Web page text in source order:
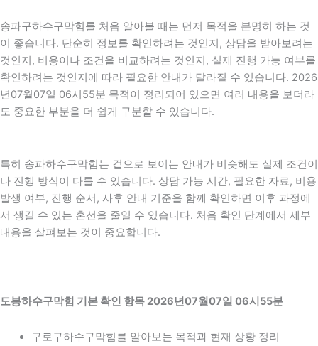
송파구하수구막힘를 처음 알아볼 때는 먼저 목적을 분명히 하는 것
이 좋습니다. 단순히 정보를 확인하려는 것인지, 상담을 받아보려는
것인지, 비용이나 조건을 비교하려는 것인지, 실제 진행 가능 여부를
확인하려는 것인지에 따라 필요한 안내가 달라질 수 있습니다. 2026
년07월07일 06시55분 목적이 정리되어 있으면 여러 내용을 보더라
도 중요한 부분을 더 쉽게 구분할 수 있습니다.
특히 송파하수구막힘는 겉으로 보이는 안내가 비슷해도 실제 조건이
나 진행 방식이 다를 수 있습니다. 상담 가능 시간, 필요한 자료, 비용
발생 여부, 진행 순서, 사후 안내 기준을 함께 확인하면 이후 과정에
서 생길 수 있는 혼선을 줄일 수 있습니다. 처음 확인 단계에서 세부
내용을 살펴보는 것이 중요합니다.
도봉하수구막힘 기본 확인 항목 2026년07월07일 06시55분
구로구하수구막힘를 알아보는 목적과 현재 상황 정리